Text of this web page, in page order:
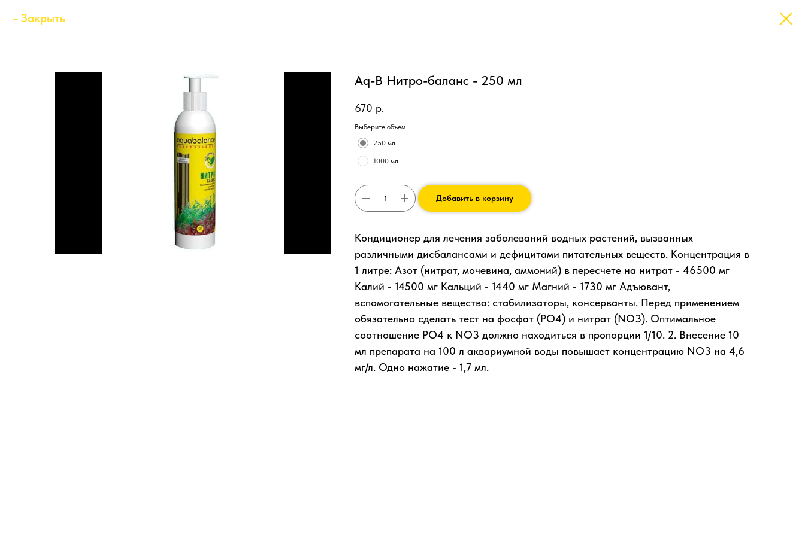
Закрыть
Aq-B Нитро-баланс - 250 мл
670 р.
Выберите объем
250 мл
1000 мл
Добавить в корзину
Кондиционер для лечения заболеваний водных растений, вызванных
различными дисбалансами и дефицитами питательных веществ. Концентрация в
1 литре: Азот (нитрат, мочевина, аммоний) в пересчете на нитрат - 46500 мг
Калий - 14500 мг Кальций - 1440 мг Магний - 1730 мг Адъювант,
вспомогательные вещества: стабилизаторы, консерванты. Перед применением
обязательно сделать тест на фосфат (PO4) и нитрат (NO3). Оптимальное
соотношение PO4 к NO3 должно находиться в пропорции 1/10. 2. Внесение 10
мл препарата на 100 л аквариумной воды повышает концентрацию NO3 на 4,6
мг/л. Одно нажатие - 1,7 мл.